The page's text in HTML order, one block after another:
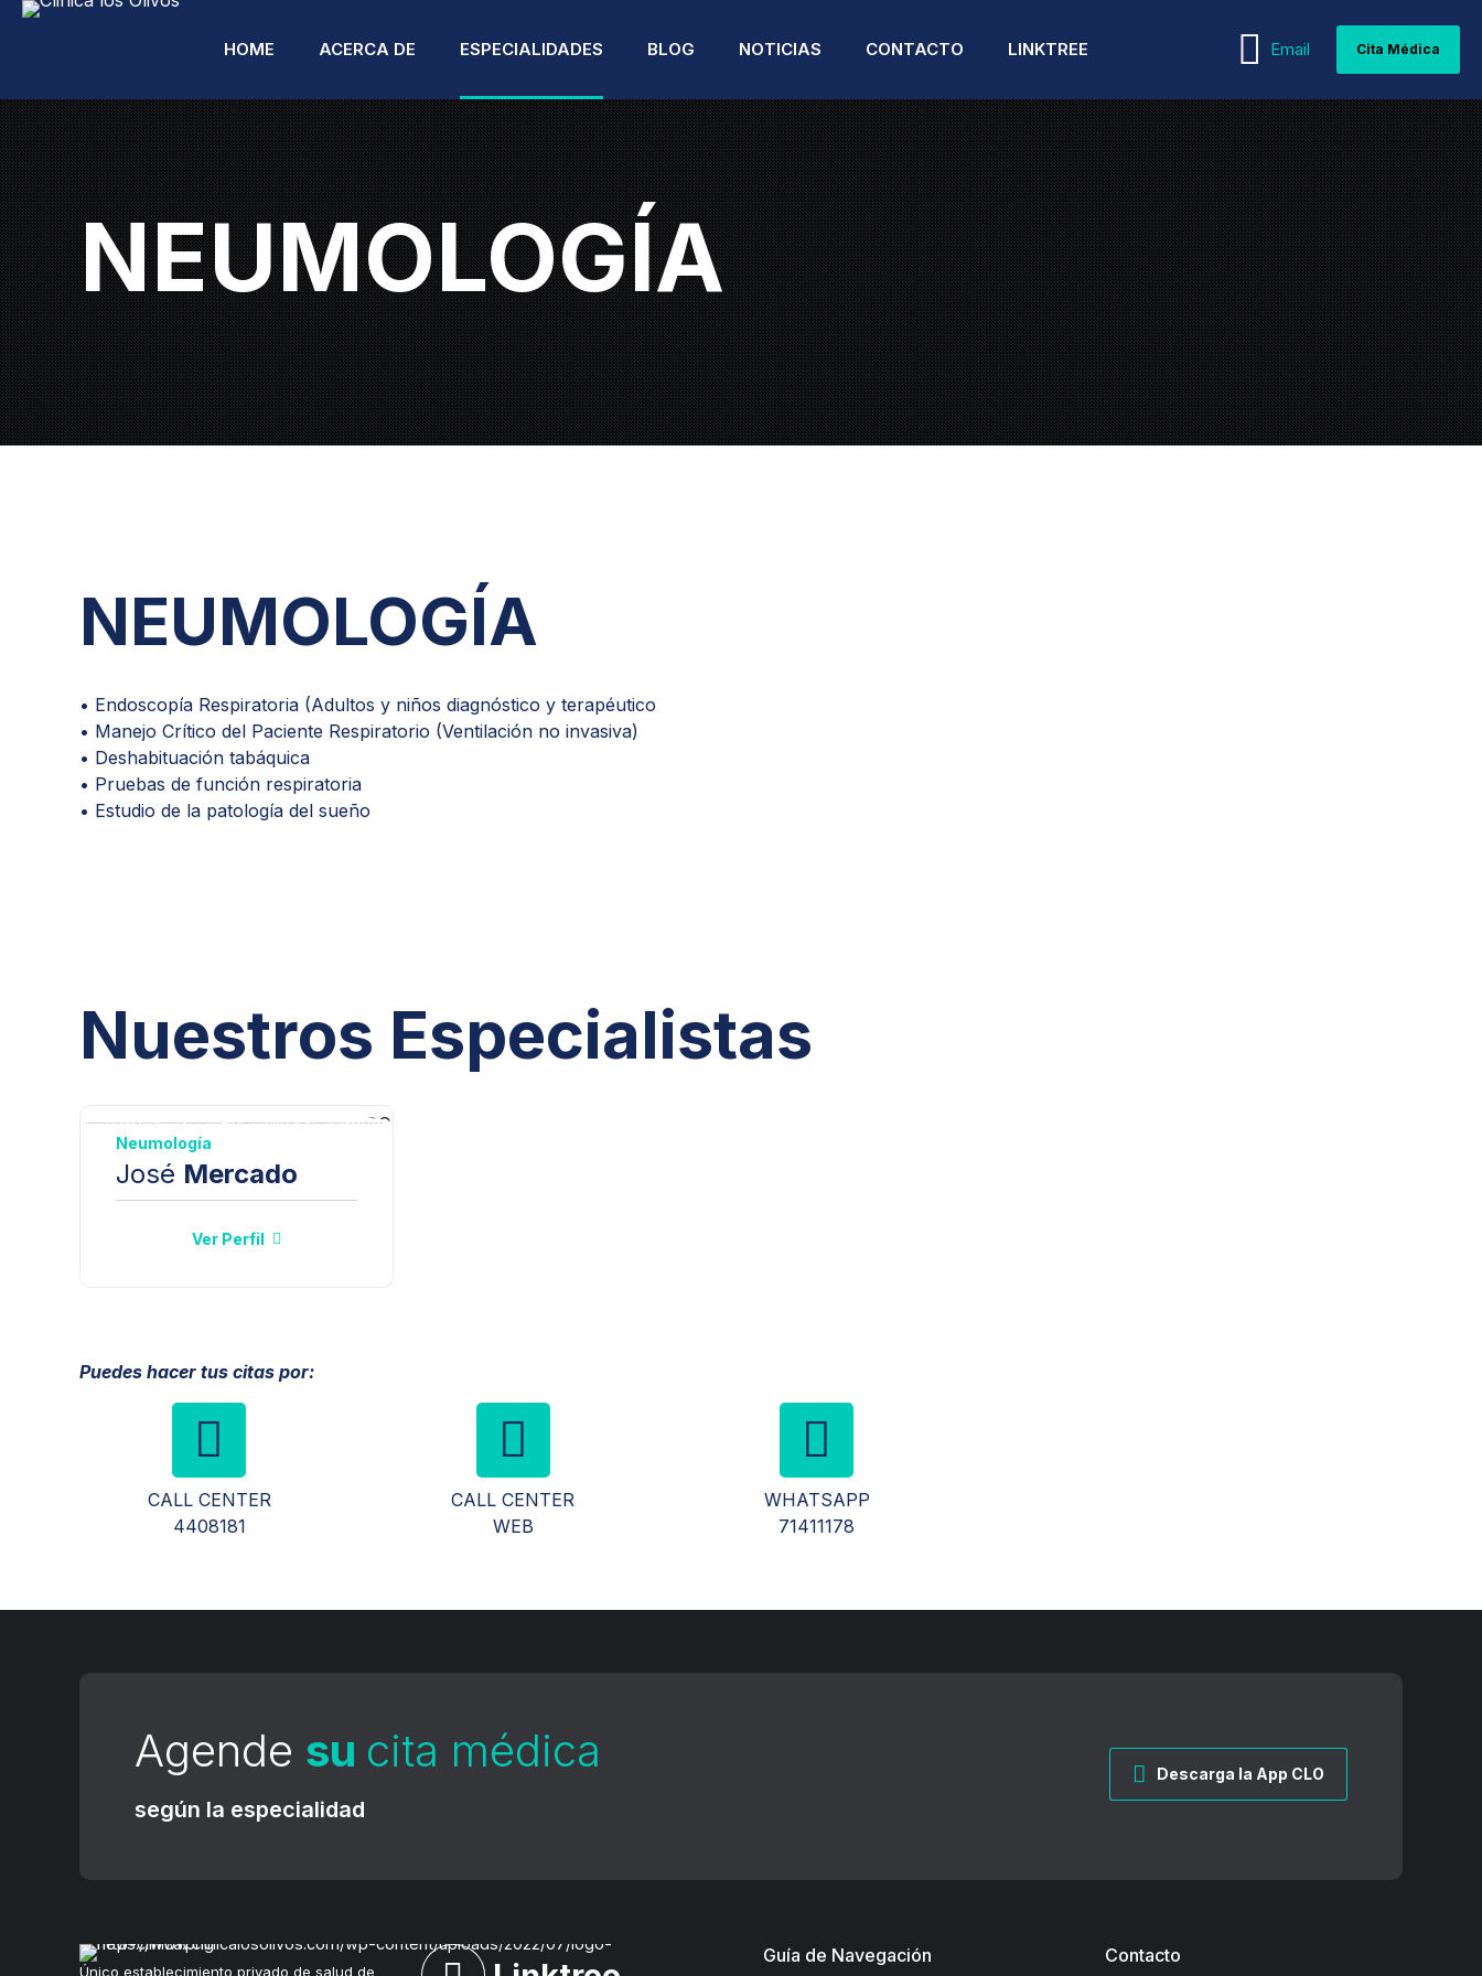
Email Cita Médica
HOME ACERCA DE ESPECIALIDADES
ANATOMÍA PATOLÓGICA
ANESTESIOLOGÍA
CARDIOLOGÍA
CIRUGÍA PLÁSTICA Y
RECONSTRUCTIVA
CARDIOVASCULAR
DERMATOLOGÍA
ENDOCRINOLOGÍA
ENDOCRINOLOGÍA
PEDIÁTRICA
FISIOTERAPIA
GASTROENTEROLOGÍA
MEDICINA INTERNA
NEFROLOGÍA
NEUMOLOGÍA
NEUROCIRUGÍA
NEUROLOGÍA
PEDIATRÍA Y
NEONATOLOGÍA
PSIQUIATRÍA Y PSICOLOGÍA
REPRODUCCIÓN ASISTIDA
REUMATOLOGÍA
BLOG
PODCAST DE SALUD
NUESTROS HITOS
WEBINARS
GUÍAS MÉDICAS
ARTÍCULOS MÉDICOS
NOTICIAS CONTACTO LINKTREE
NEUMOLOGÍA
NEUMOLOGÍA
• Endoscopía Respiratoria (Adultos y niños diagnóstico y terapéutico
• Manejo Crítico del Paciente Respiratorio (Ventilación no invasiva)
• Deshabituación tabáquica
• Pruebas de función respiratoria
• Estudio de la patología del sueño
Nuestros Especialistas
Neumología
José Mercado
Ver Perfil
Puedes hacer tus citas por:
CALL CENTER
4408181
CALL CENTER
WEB
WHATSAPP
71411178
Agende su cita médica
según la especialidad
Descarga la App CLO
Único establecimiento privado de salud de
Guía de Navegación Contacto